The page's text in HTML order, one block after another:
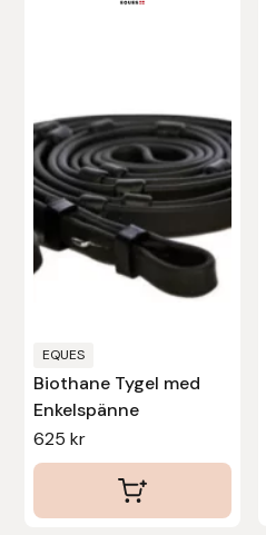
EQUES
Biothane Tygel med
Enkelspänne
625kr
Suedwind
Tear-Aid
Tekna
TöltSaga
TOPREITER